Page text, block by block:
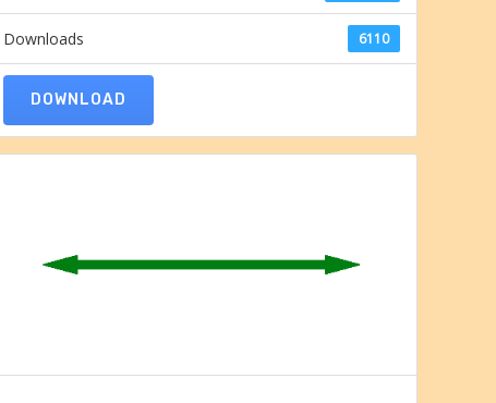
Downloads 6110
DOWNLOAD